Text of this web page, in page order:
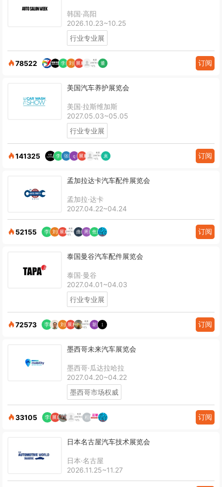
韩国·高阳
2026.10.23~10.25
行业专业展
78522 订阅
美国汽车养护展览会
美国·拉斯维加斯
2027.05.03~05.05
行业专业展
141325 订阅
孟加拉达卡汽车配件展览会
孟加拉·达卡
2027.04.22~04.24
52155 订阅
泰国曼谷汽车配件展览会
泰国·曼谷
2027.04.01~04.03
行业专业展
72573 订阅
墨西哥未来汽车展览会
墨西哥·瓜达拉哈拉
2027.04.20~04.22
墨西哥市场权威
33105 订阅
日本名古屋汽车技术展览会
日本·名古屋
2026.11.25~11.27